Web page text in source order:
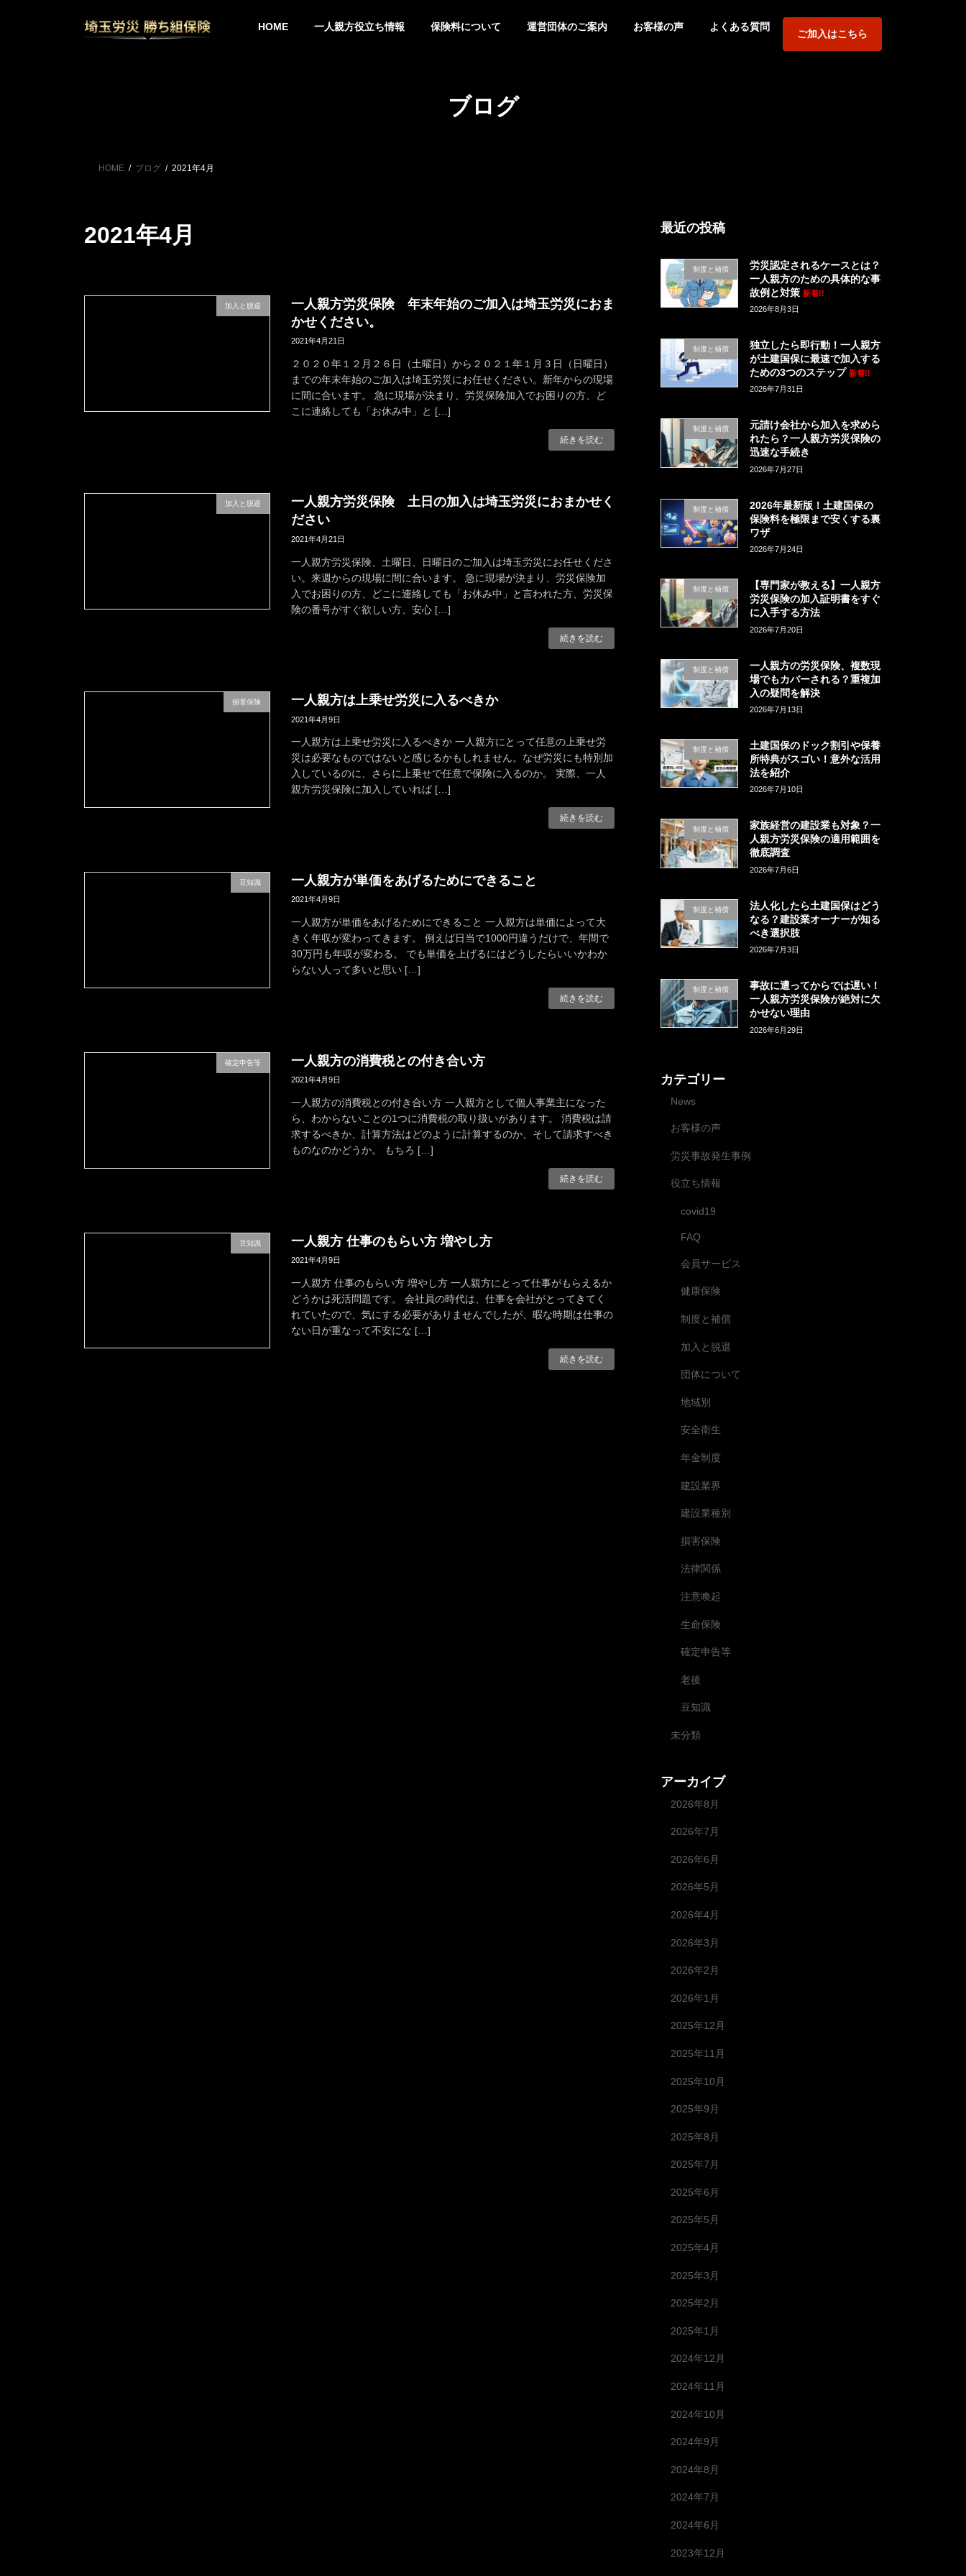
HOME 一人親方役立ち情報 保険料について 運営団体のご案内 お客様の声 よくある質問
ご加入はこちら
ブログ
HOME ブログ 2021年4月
2021年4月
加入と脱退
一人親方労災保険 年末年始のご加入は埼玉労災におま
かせください。
2021年4月21日
２０２０年１２月２６日（土曜日）から２０２１年１月３日（日曜日）
までの年末年始のご加入は埼玉労災にお任せください。新年からの現場
に間に合います。 急に現場が決まり、労災保険加入でお困りの方、ど
こに連絡しても「お休み中」と […]
続きを読む
加入と脱退
一人親方労災保険 土日の加入は埼玉労災におまかせく
ださい
2021年4月21日
一人親方労災保険、土曜日、日曜日のご加入は埼玉労災にお任せくださ
い。来週からの現場に間に合います。 急に現場が決まり、労災保険加
入でお困りの方、どこに連絡しても「お休み中」と言われた方、労災保
険の番号がすぐ欲しい方、安心 […]
続きを読む
損害保険 一人親方は上乗せ労災に入るべきか
2021年4月9日
一人親方は上乗せ労災に入るべきか 一人親方にとって任意の上乗せ労
災は必要なものではないと感じるかもしれません。なぜ労災にも特別加
入しているのに、さらに上乗せで任意で保険に入るのか。 実際、一人
親方労災保険に加入していれば […]
続きを読む
豆知識 一人親方が単価をあげるためにできること
2021年4月9日
一人親方が単価をあげるためにできること 一人親方は単価によって大
きく年収が変わってきます。 例えば日当で1000円違うだけで、年間で
30万円も年収が変わる。 でも単価を上げるにはどうしたらいいかわか
らない人って多いと思い […]
続きを読む
確定申告等 一人親方の消費税との付き合い方
2021年4月9日
一人親方の消費税との付き合い方 一人親方として個人事業主になった
ら、わからないことの1つに消費税の取り扱いがあります。 消費税は請
求するべきか、計算方法はどのように計算するのか、そして請求すべき
ものなのかどうか。 もちろ […]
続きを読む
豆知識 一人親方 仕事のもらい方 増やし方
2021年4月9日
一人親方 仕事のもらい方 増やし方 一人親方にとって仕事がもらえるか
どうかは死活問題です。 会社員の時代は、仕事を会社がとってきてく
れていたので、気にする必要がありませんでしたが、暇な時期は仕事の
ない日が重なって不安にな […]
続きを読む
最近の投稿
制度と補償
労災認定されるケースとは？
一人親方のための具体的な事
故例と対策 新着!!
2026年8月3日
制度と補償
独立したら即行動！一人親方
が土建国保に最速で加入する
ための3つのステップ 新着!!
2026年7月31日
制度と補償
元請け会社から加入を求めら
れたら？一人親方労災保険の
迅速な手続き
2026年7月27日
制度と補償
2026年最新版！土建国保の
保険料を極限まで安くする裏
ワザ
2026年7月24日
制度と補償
【専門家が教える】一人親方
労災保険の加入証明書をすぐ
に入手する方法
2026年7月20日
制度と補償
一人親方の労災保険、複数現
場でもカバーされる？重複加
入の疑問を解決
2026年7月13日
制度と補償
土建国保のドック割引や保養
所特典がスゴい！意外な活用
法を紹介
2026年7月10日
制度と補償
家族経営の建設業も対象？一
人親方労災保険の適用範囲を
徹底調査
2026年7月6日
制度と補償
法人化したら土建国保はどう
なる？建設業オーナーが知る
べき選択肢
2026年7月3日
制度と補償
事故に遭ってからでは遅い！
一人親方労災保険が絶対に欠
かせない理由
2026年6月29日
カテゴリー
News
お客様の声
労災事故発生事例
役立ち情報
covid19
FAQ
会員サービス
健康保険
制度と補償
加入と脱退
団体について
地域別
安全衛生
年金制度
建設業界
建設業種別
損害保険
法律関係
注意喚起
生命保険
確定申告等
老後
豆知識
未分類
アーカイブ
2026年8月
2026年7月
2026年6月
2026年5月
2026年4月
2026年3月
2026年2月
2026年1月
2025年12月
2025年11月
2025年10月
2025年9月
2025年8月
2025年7月
2025年6月
2025年5月
2025年4月
2025年3月
2025年2月
2025年1月
2024年12月
2024年11月
2024年10月
2024年9月
2024年8月
2024年7月
2024年6月
2023年12月